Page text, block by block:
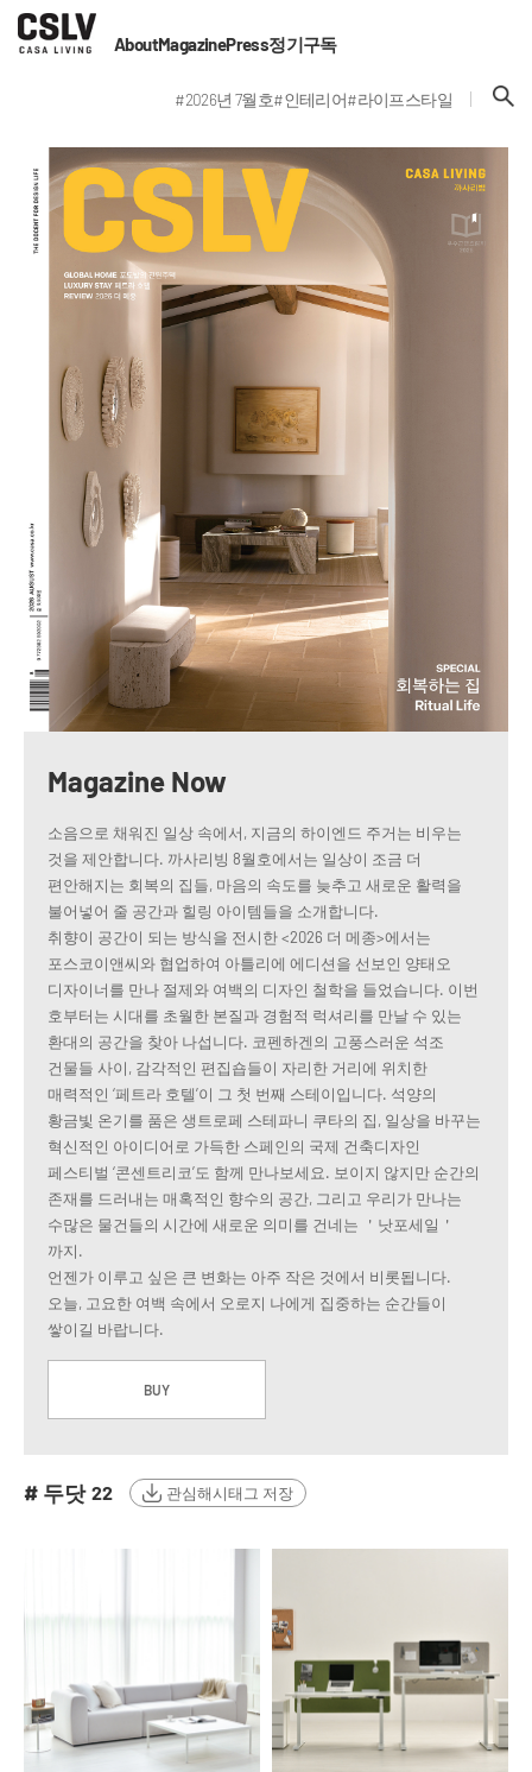
AboutMagazinePress정기구독
#2026년 7월호#인테리어#라이프스타일
Magazine Now
소음으로 채워진 일상 속에서, 지금의 하이엔드 주거는 비우는
것을 제안합니다. 까사리빙 8월호에서는 일상이 조금 더
편안해지는 회복의 집들, 마음의 속도를 늦추고 새로운 활력을
불어넣어 줄 공간과 힐링 아이템들을 소개합니다.
취향이 공간이 되는 방식을 전시한 <2026 더 메종>에서는
포스코이앤씨와 협업하여 아틀리에 에디션을 선보인 양태오
디자이너를 만나 절제와 여백의 디자인 철학을 들었습니다. 이번
호부터는 시대를 초월한 본질과 경험적 럭셔리를 만날 수 있는
환대의 공간을 찾아 나섭니다. 코펜하겐의 고풍스러운 석조
건물들 사이, 감각적인 편집숍들이 자리한 거리에 위치한
매력적인 ‘페트라 호텔’이 그 첫 번째 스테이입니다. 석양의
황금빛 온기를 품은 생트로페 스테파니 쿠타의 집, 일상을 바꾸는
혁신적인 아이디어로 가득한 스페인의 국제 건축디자인
페스티벌 ‘콘센트리코’도 함께 만나보세요. 보이지 않지만 순간의
존재를 드러내는 매혹적인 향수의 공간, 그리고 우리가 만나는
수많은 물건들의 시간에 새로운 의미를 건네는 ＇낫포세일＇
까지.
언젠가 이루고 싶은 큰 변화는 아주 작은 것에서 비롯됩니다.
오늘, 고요한 여백 속에서 오로지 나에게 집중하는 순간들이
쌓이길 바랍니다.
BUY
# 두닷 22 관심해시태그 저장